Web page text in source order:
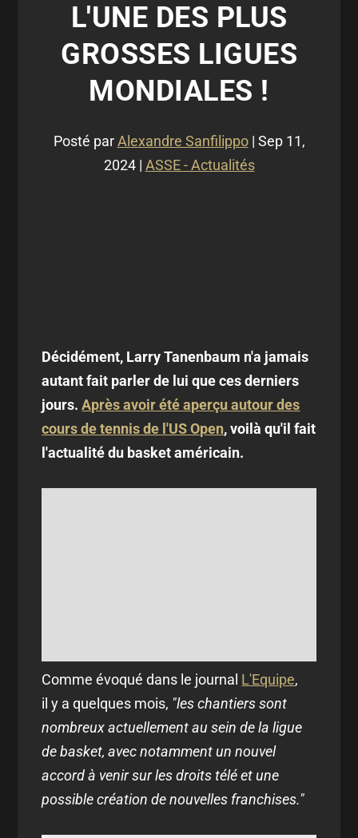
L'UNE DES PLUS
GROSSES LIGUES
MONDIALES !
Posté parAlexandre Sanfilippo| Sep 11,
2024| ASSE - Actualités
Décidément, Larry Tanenbaum n'a jamais
autant fait parler de lui que ces derniers
jours.Après avoir été aperçu autour des
cours de tennis de l'US Open, voilà qu'il fait
l'actualité du basket américain.
Comme évoqué dans le journal L'Equipe,
il y a quelques mois, "les chantiers sont
nombreux actuellement au sein de la ligue
de basket, avec notamment un nouvel
accord à venir sur les droits télé et une
possible création de nouvelles franchises."